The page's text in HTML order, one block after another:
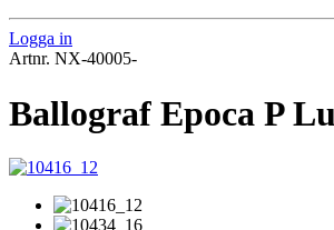
Logga in
Artnr. NX-40005-
Ballograf Epoca P